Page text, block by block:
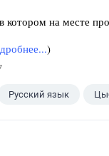
котором на месте
)
Русский язык